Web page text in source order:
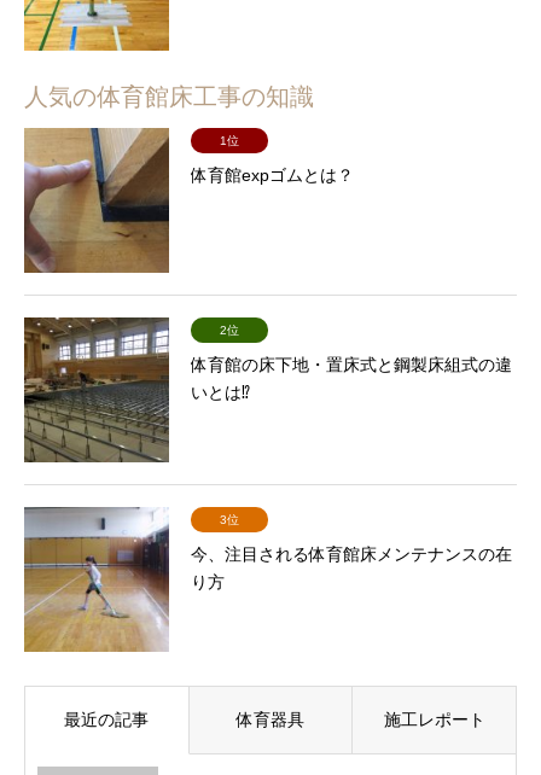
人気の体育館床工事の知識
1位
体育館expゴムとは？
2位
体育館の床下地・置床式と鋼製床組式の違
いとは⁉
3位
今、注目される体育館床メンテナンスの在
り方
最近の記事 体育器具 施工レポート